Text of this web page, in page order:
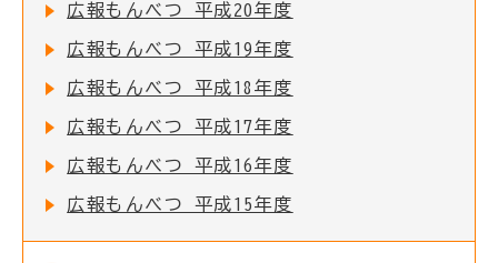
広報もんべつ 平成20年度
広報もんべつ 平成19年度
広報もんべつ 平成18年度
広報もんべつ 平成17年度
広報もんべつ 平成16年度
広報もんべつ 平成15年度